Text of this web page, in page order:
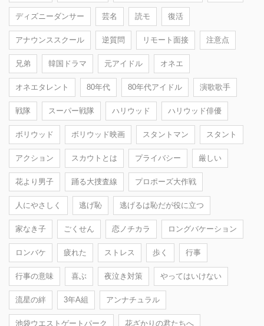
ディズニーダンサー 芸名 読モ 復活
アナウンススクール 逆質問 リモート面接 注意点
兄弟 韓国ドラマ 元アイドル オネエ
オネエタレント 80年代 80年代アイドル 演歌歌手
戦隊 スーパー戦隊 ハリウッド ハリウッド俳優
ボリウッド ボリウッド映画 スタントマン スタント
アクション スカウトとは プライバシー 厳しい
花より男子 踊る大捜査線 プロポーズ大作戦
人にやさしく 逃げ恥 逃げるは恥だが役に立つ
家なき子 ごくせん 恋ノチカラ ロングバケーション
ロンバケ 疲れた ストレス 歩く 行事
行事の意味 喜ぶ 夜泣き対策 やってはいけない
流星の絆 3年A組 アンナチュラル
池袋ウエストゲートパーク 花ざかりの君たちへ